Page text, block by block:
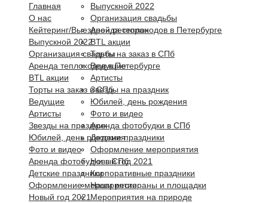
Выпускной 2022
Организация свадьбы
Аренда теплоходов в Петербурге
BTL акции
Торты на заказ в СПб
Ведущие
Артисты
Звезды на праздник
Юбилей, день рождения
Фото и видео
Аренда фотобудки в СПб
Детские праздники
Оформление мероприятия
Новый год 2021
Корпоративные праздники
Наши рестораны и площадки
Мероприятия на природе
Главная
О нас
Кейтеринг/Выездной ресторан
Выпускной 2022
Организация свадьбы
Аренда теплоходов в Петербурге
BTL акции
Торты на заказ в СПб
Ведущие
Артисты
Звезды на праздник
Юбилей, день рождения
Фото и видео
Аренда фотобудки в СПб
Детские праздники
Оформление мероприятия
Новый год 2021